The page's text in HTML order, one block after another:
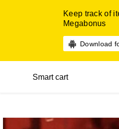
Keep track of
Megabonus
Download
Smart cart